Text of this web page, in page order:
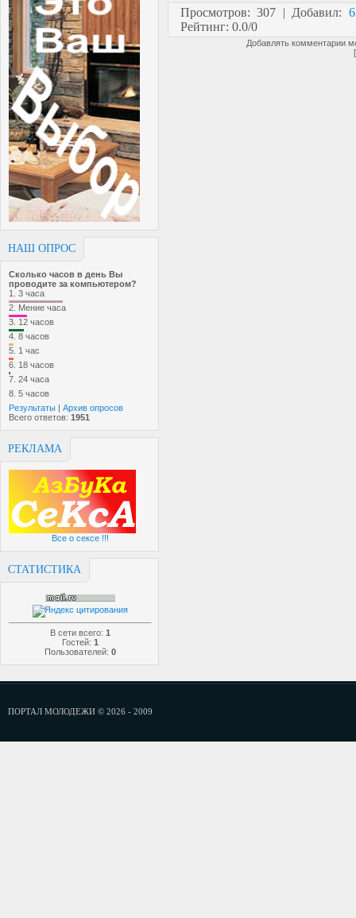
НАШ ОПРОС
Сколько часов в день Вы
проводите за компьютером?
1. 3 часа
2. Мение часа
3. 12 часов
4. 8 часов
5. 1 час
6. 18 часов
7. 24 часа
8. 5 часов
Результаты | Архив опросов
Всего ответов: 1951
РЕКЛАМА
Все о сексе !!!
СТАТИСТИКА
В сети всего: 1
Гостей: 1
Пользователей: 0
Просмотров: 307 | Добавил:
Рейтинг: 0.0/0
Добавлять комментарии
ПОРТАЛ МОЛОДЕЖИ © 2026 - 2009